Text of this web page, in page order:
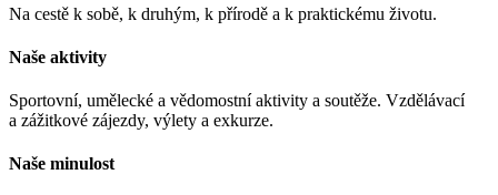
Na cestě k sobě, k druhým, k přírodě a k praktickému životu.
Naše aktivity
Sportovní, umělecké a vědomostní aktivity a soutěže. Vzdělávací
a zážitkové zájezdy, výlety a exkurze.
Naše minulost